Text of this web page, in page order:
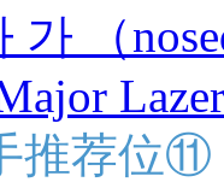
가 （
推荐位⑪